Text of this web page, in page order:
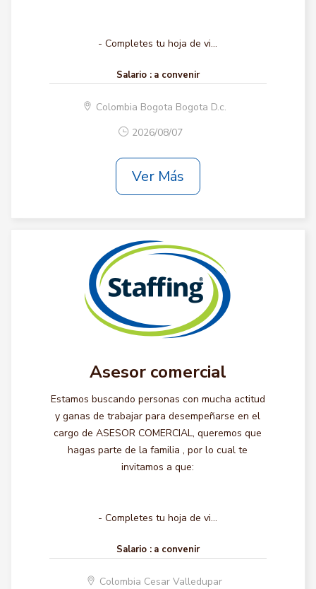
- Completes tu hoja de vi...
Salario : a convenir
Colombia Bogota Bogota D.c.
2026/08/07
Ver Más
Asesor comercial
Estamos buscando personas con mucha actitud
y ganas de trabajar para desempeñarse en el
cargo de ASESOR COMERCIAL, queremos que
hagas parte de la familia , por lo cual te
invitamos a que:
- Completes tu hoja de vi...
Salario : a convenir
Colombia Cesar Valledupar